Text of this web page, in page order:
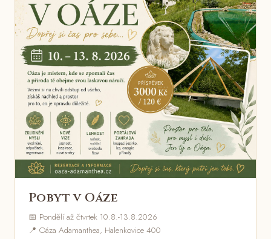
Pobyt v Oáze
📅 Pondělí až čtvrtek 10.8.-13.8.2026
📍 Oáza Adamanthea, Halenkovice 400